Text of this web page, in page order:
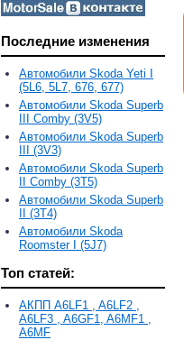
Последние изменения
Автомобили Skoda Yeti I
(5L6, 5L7, 676, 677)
Автомобили Skoda Superb
III Comby (3V5)
Автомобили Skoda Superb
III (3V3)
Автомобили Skoda Superb
II Comby (3T5)
Автомобили Skoda Superb
II (3T4)
Автомобили Skoda
Roomster I (5J7)
Топ статей:
АКПП A6LF1 , A6LF2 ,
A6LF3 , A6GF1, A6MF1 ,
A6MF